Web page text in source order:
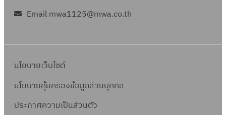
Email mwa1125@mwa.co.th
นโยบายเว็บไซต์
นโยบายคุ้มครองข้อมูลส่วนบุคคล
ประกาศความเป็นส่วนตัว